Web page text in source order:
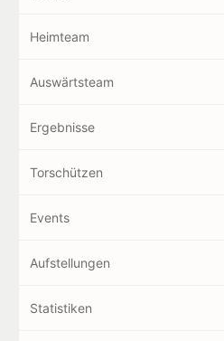
Heimteam
Auswärtsteam
Ergebnisse
Torschützen
Events
Aufstellungen
Statistiken